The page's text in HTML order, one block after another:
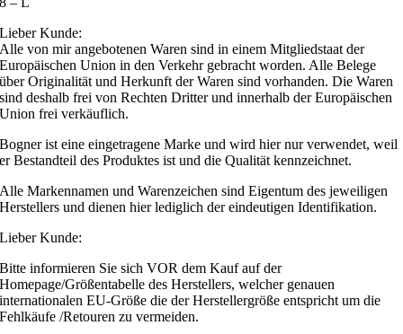
Lieber Kunde:
Alle von mir angebotenen Waren sind in einem Mitgliedstaat der
Europäischen Union in den Verkehr gebracht worden. Alle Belege
über Originalität und Herkunft der Waren sind vorhanden. Die Waren
sind deshalb frei von Rechten Dritter und innerhalb der Europäischen
Union frei verkäuflich.
Bogner ist eine eingetragene Marke und wird hier nur verwendet, weil
er Bestandteil des Produktes ist und die Qualität kennzeichnet.
Alle Markennamen und Warenzeichen sind Eigentum des jeweiligen
Herstellers und dienen hier lediglich der eindeutigen Identifikation.
Lieber Kunde:
Bitte informieren Sie sich VOR dem Kauf auf der
Homepage/Größentabelle des Herstellers, welcher genauen
internationalen EU-Größe die der Herstellergröße entspricht um die
Fehlkäufe /Retouren zu vermeiden.